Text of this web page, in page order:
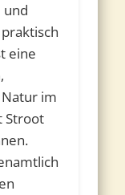
und
eine
im
Stroot